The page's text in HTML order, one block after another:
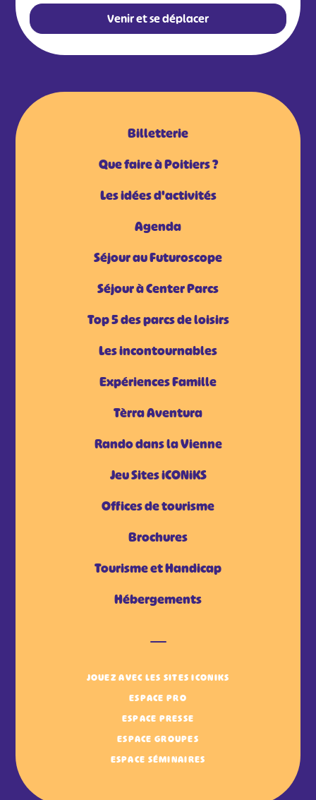
Venir et se déplacer
Billetterie
Que faire à Poitiers ?
Les idées d'activités
Agenda
Séjour au Futuroscope
Séjour à Center Parcs
Top 5 des parcs de loisirs
Les incontournables
Expériences Famille
Tèrra Aventura
Rando dans la Vienne
Jeu Sites iCONiKS
Offices de tourisme
Brochures
Tourisme et Handicap
Hébergements
JOUEZ AVEC LES SITES ICONIKS
ESPACE PRO
ESPACE PRESSE
ESPACE GROUPES
ESPACE SÉMINAIRES